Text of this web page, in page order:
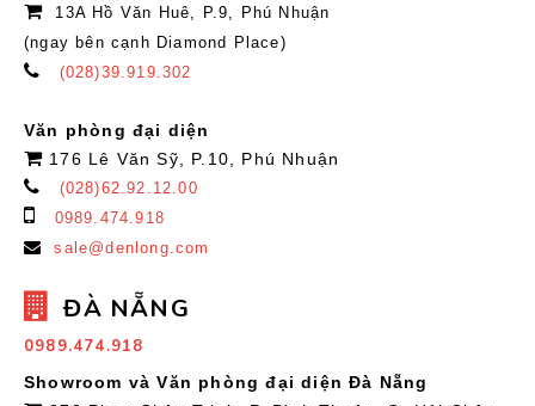
13A Hồ Văn Huê, P.9, Phú Nhuận
(ngay bên cạnh Diamond Place)
(028)39.919.302
Văn phòng đại diện
176 Lê Văn Sỹ, P.10, Phú Nhuận
(028)62.92.12.00
0989.474.918
sale@denlong.com
ĐÀ NẴNG
0989.474.918
Showroom và Văn phòng đại diện Đà Nẵng